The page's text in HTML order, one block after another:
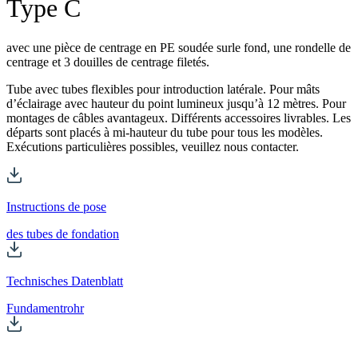
Type C
avec une pièce de centrage en PE soudée surle fond, une rondelle de
centrage et 3 douilles de centrage filetés.
Tube avec tubes flexibles pour introduction latérale. Pour mâts
d’éclairage avec hauteur du point lumineux jusqu’à 12 mètres. Pour
montages de câbles avantageux. Différents accessoires livrables. Les
départs sont placés à mi-hauteur du tube pour tous les modèles.
Exécutions particulières possibles, veuillez nous contacter.
Instructions de pose
des tubes de fondation
Technisches Datenblatt
Fundamentrohr